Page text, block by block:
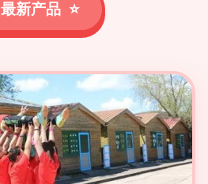
最新产品